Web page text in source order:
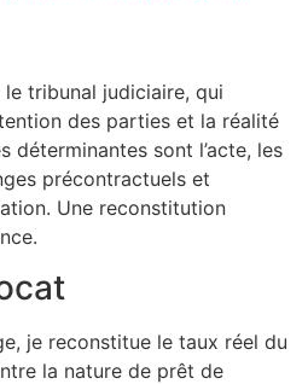
le tribunal judiciaire, qui
des parties et la réalité
déterminantes sont l’acte, les
précontractuels et
Une reconstitution
je reconstitue le taux réel du
la nature de prêt de